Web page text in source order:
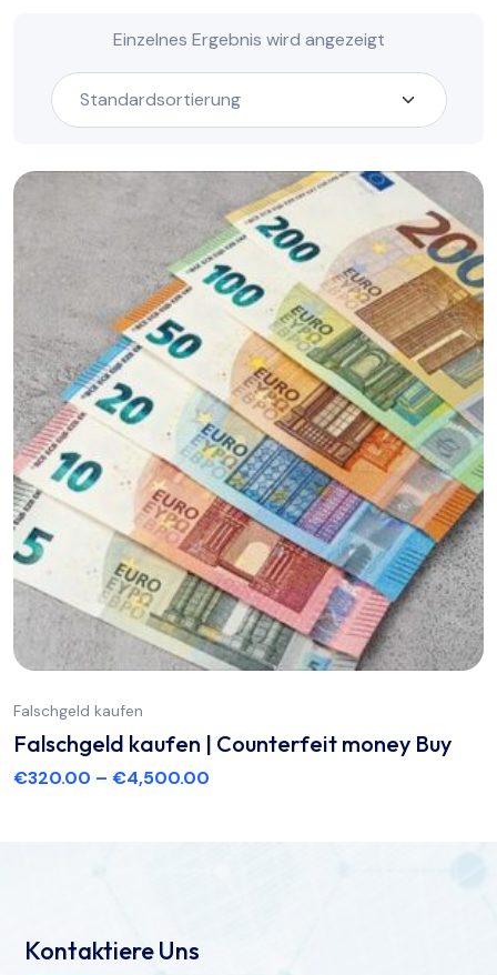
Einzelnes Ergebnis wird angezeigt
Falschgeld kaufen
Falschgeld kaufen | Counterfeit money Buy
€320.00 – €4,500.00
Kontaktiere Uns